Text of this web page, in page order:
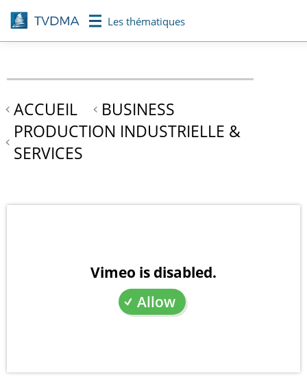
Aller
au
contenu
Les thématiques
ACCUEIL
BUSINESS
PRODUCTION INDUSTRIELLE &
SERVICES
Vimeo is disabled.
Allow